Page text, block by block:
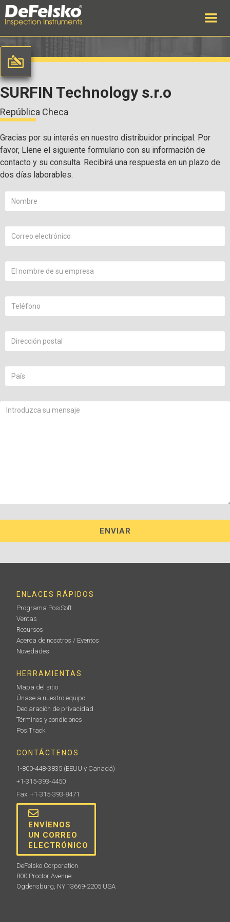
SURFIN Technology s.r.o
República Checa
Gracias por su interés en nuestro distribuidor principal. Por
favor, Llene el siguiente formulario con su información de
contacto y su consulta. Recibirá una respuesta en un plazo de
dos días laborables.
ENLACES RÁPIDOS
Programa PosiSoft
Ventas
Recursos
Acerca de nosotros / Eventos
Novedades
HERRAMIENTAS
Mapa del sitio
Únase a nuestro equipo
Declaración de privacidad
Términos y condiciones
PosiTrack
CONTÁCTENOS
1-800-448-3835 (EEUU y Canadá)
+1-315-393-4450
Fax: +1-315-393-8471
ENVÍENOS
UN CORREO
ELECTRÓNICO
DeFelsko Corporation
800 Proctor Avenue
Ogdensburg, NY 13669-2205 USA